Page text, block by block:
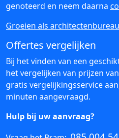
genoteerd en neem daarna
Groeien als
Offertes vergelijken
Bij het vinden van een
het vergelijken van prijzen
gratis vergelijkingsservice
minuten aangevraagd.
Hulp bij uw aanvraag?